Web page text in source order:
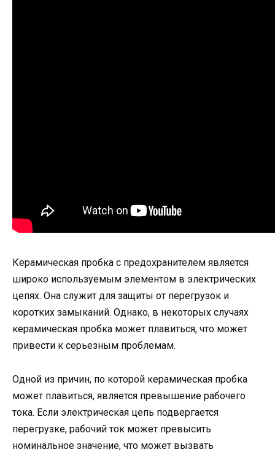
Керамическая пробка с предохранителем является
широко используемым элементом в электрических
цепях. Она служит для защиты от перегрузок и
коротких замыканий. Однако, в некоторых случаях
керамическая пробка может плавиться, что может
привести к серьезным проблемам.
Одной из причин, по которой керамическая пробка
может плавиться, является превышение рабочего
тока. Если электрическая цепь подвергается
перегрузке, рабочий ток может превысить
номинальное значение, что может вызвать